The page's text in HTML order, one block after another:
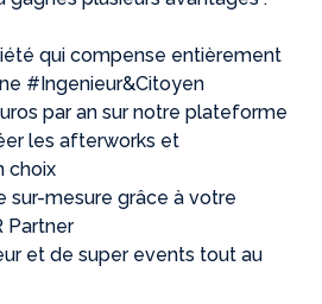
qui compense entièrement
#Ingenieur&Citoyen
par an sur notre plateforme
les afterworks et
choix
sur-mesure grâce à votre
Partner
et de super events tout au